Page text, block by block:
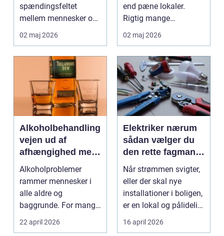
spændingsfeltet
mellem mennesker og
forretning. Fokus er
ikke kun på ...
02 maj 2026
end pæne lokaler.
Rigtig mange
virksomheder på
Djursland o...
02 maj 2026
Alkoholbehandling
vejen ud af
afhængighed med
professionel støtte
Alkoholproblemer
rammer mennesker i
alle aldre og
baggrunde. For mange
starter det med
hyggedrik på ...
22 april 2026
Elektriker nærum
sådan vælger du
den rette fagmand
til dine el-opgaver
Når strømmen svigter,
eller der skal nye
installationer i boligen,
er en lokal og pålidelig
elektrik...
16 april 2026